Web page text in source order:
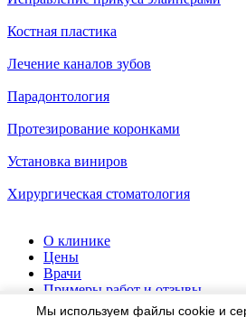
Костная пластика
Лечение каналов зубов
Парадонтология
Протезирование коронками
Установка виниров
Хирургическая стоматология
О клинике
Цены
Врачи
Примеры работ и отзывы
Пациентам
Мы используем файлы cookie и